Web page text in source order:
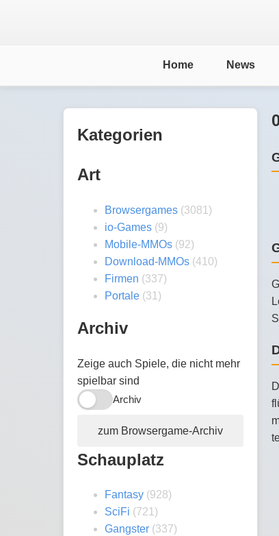
Home News
Kategorien
Art
Browsergames (3081)
io-Games (9)
Mobile-MMOs (92)
Download-MMOs (410)
Firmen (337)
Portale (31)
Archiv
Zeige auch Spiele, die nicht mehr
spielbar sind
Archiv
zum Browsergame-Archiv
Schauplatz
Fantasy (928)
SciFi (721)
Gangster (337)